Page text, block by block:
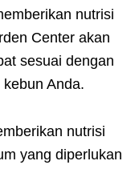
nutrisi
Center akan
sesuai dengan
Anda.
nutrisi
yang diperlukan